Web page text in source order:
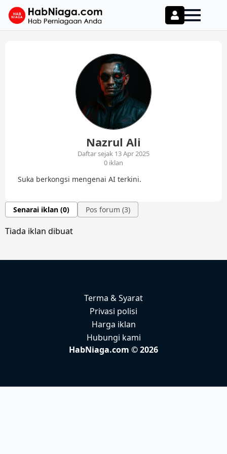
Nazrul Ali
Daftar sejak 13 Apr 2025
0 iklan
Suka berkongsi mengenai AI terkini.
Senarai iklan (0) Pos forum (3)
Tiada iklan dibuat
Terma & Syarat
Privasi polisi
Harga iklan
Hubungi kami
HabNiaga.com © 2026